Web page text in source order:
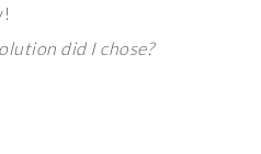
did I chose?